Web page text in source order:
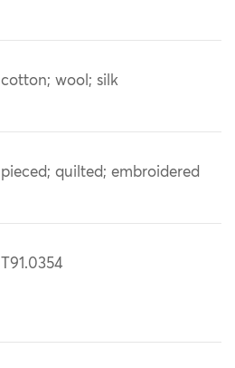
cotton; wool; silk
pieced; quilted; embroidered
T91.0354